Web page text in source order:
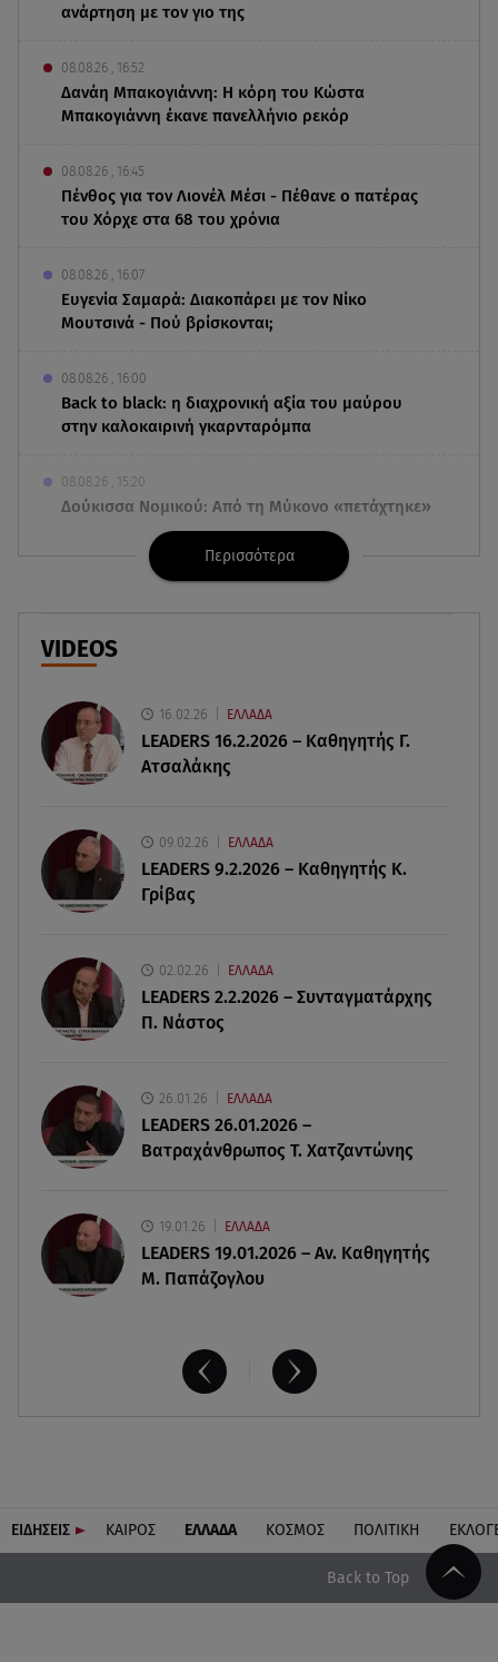
ανάρτηση με τον γιο της
08.08.26 , 16:52
Δανάη Μπακογιάννη: Η κόρη του Κώστα
Μπακογιάννη έκανε πανελλήνιο ρεκόρ
08.08.26 , 16:45
Πένθος για τον Λιονέλ Μέσι - Πέθανε ο πατέρας
του Χόρχε στα 68 του χρόνια
08.08.26 , 16:07
Ευγενία Σαμαρά: Διακοπάρει με τον Νίκο
Μουτσινά - Πού βρίσκονται;
08.08.26 , 16:00
Back to black: η διαχρονική αξία του μαύρου
στην καλοκαιρινή γκαρνταρόμπα
08.08.26 , 15:20
Δούκισσα Νομικού: Από τη Μύκονο «πετάχτηκε»
στη Γαλλική Πολυνησία!
Λυκαβηττός: Σε 57χρονη γυναίκα ανήκει η σορός
Κατερίνα Καινούργιου: Η Πάρος και το cool
φορμάκι της κορούλας της!
φωτιές τα επόμενα 24ωρα
08.08.26 , 14:00
08.08.26 , 13:59
Αθηνά Οικονομάκου: Οι... hot αναρτήσεις της με
animal print μπικίνι!
08.08.26 , 13:49
Πάνω από 56.000 επιβάτες αναχώρησαν σήμερα
από τα λιμάνια της Αττικής
Περισσότερα
VIDEOS
16.02.26 ΕΛΛΑΔΑ
LEADERS 16.2.2026 – Καθηγητής Γ.
Ατσαλάκης
09.02.26 ΕΛΛΑΔΑ
LEADERS 9.2.2026 – Καθηγητής Κ.
Γρίβας
02.02.26 ΕΛΛΑΔΑ
LEADERS 2.2.2026 – Συνταγματάρχης
Π. Νάστος
26.01.26 ΕΛΛΑΔΑ
LEADERS 26.01.2026 –
Βατραχάνθρωπος Τ. Χατζαντώνης
19.01.26 ΕΛΛΑΔΑ
LEADERS 19.01.2026 – Αν. Καθηγητής
Μ. Παπάζογλου
ΕΙΔΗΣΕΙΣ ΚΑΙΡΟΣ ΕΛΛΑΔΑ ΚΟΣΜΟΣ ΠΟΛΙΤΙΚΗ
Back to Top